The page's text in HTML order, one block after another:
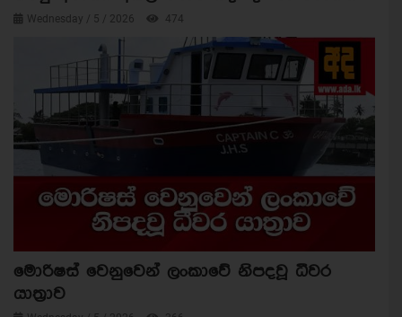
Wednesday / 5 / 2026 474
මොරිෂස් වෙනුවෙන් ලංකාවේ නිපදවූ ධීවර
යාත්‍රාව